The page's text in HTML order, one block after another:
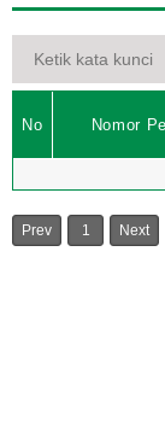
No Nomor
Prev 1 Next